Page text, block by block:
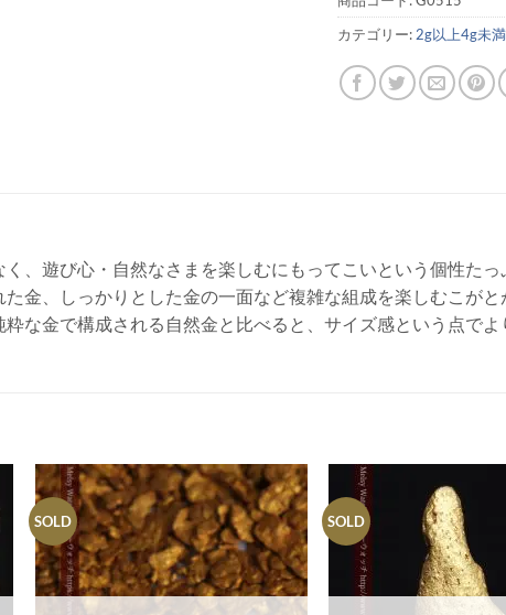
カテゴリー: 2g以上4g未満
、遊び心・自然なさまを楽しむにもってこいという個性たっ
金、しっかりとした金の一面など複雑な組成を楽しむこがと
な金で構成される自然金と比べると、サイズ感という点でよ
SOLD SOLD